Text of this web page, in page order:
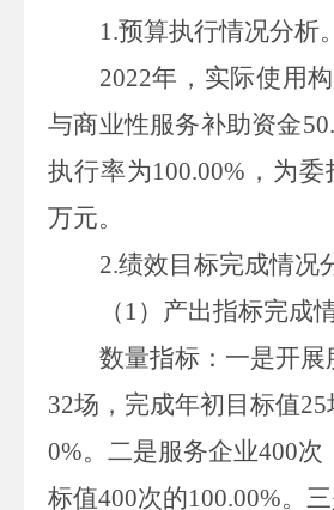
1.预算执行情况分析。
2022年，实际使用
与商业性服务补助资金
执行率为100.00% ，为
万元。
2.绩效目标完成情况
（ 1） 产出指标完成
数量指标：一是开展
32场，完成年初目标值25
0%。二是服务企业400次
标值400次的100.00%。